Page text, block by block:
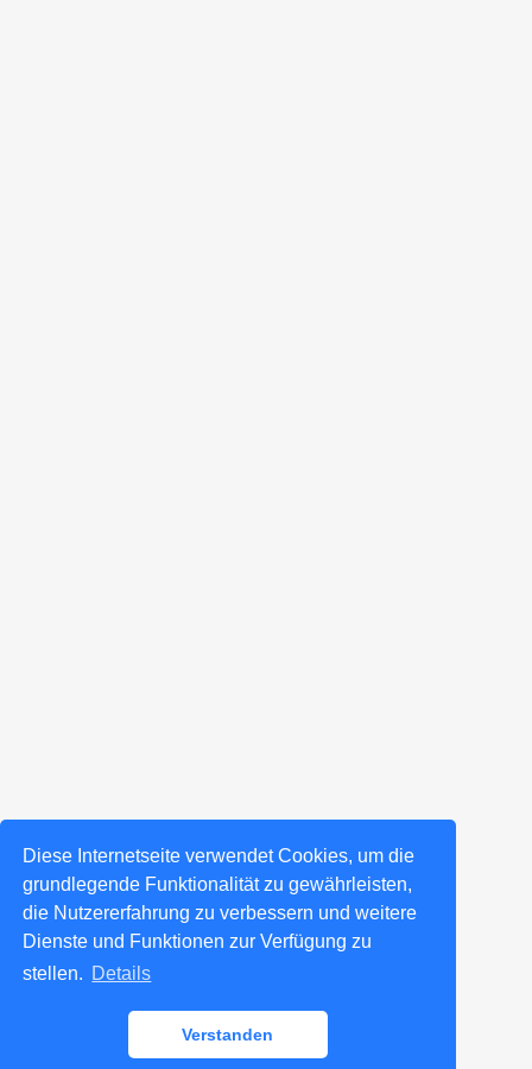
Diese Internetseite verwendet Cookies, um die
grundlegende Funktionalität zu gewährleisten,
die Nutzererfahrung zu verbessern und weitere
Dienste und Funktionen zur Verfügung zu
stellen. Details
Verstanden